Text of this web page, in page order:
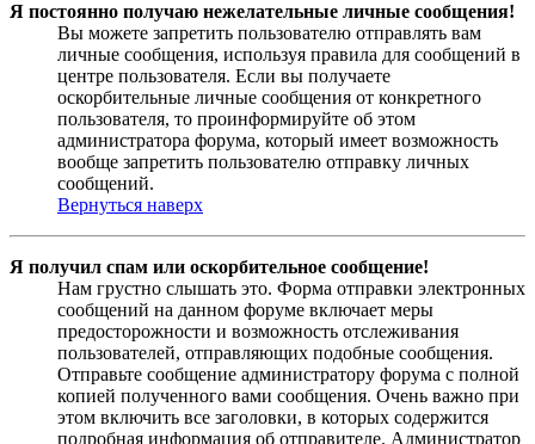
Я постоянно получаю нежелательные личные сообщения!
Вы можете запретить пользователю отправлять вам
личные сообщения, используя правила для сообщений в
центре пользователя. Если вы получаете
оскорбительные личные сообщения от конкретного
пользователя, то проинформируйте об этом
администратора форума, который имеет возможность
вообще запретить пользователю отправку личных
сообщений.
Вернуться наверх
Я получил спам или оскорбительное сообщение!
Нам грустно слышать это. Форма отправки электронных
сообщений на данном форуме включает меры
предосторожности и возможность отслеживания
пользователей, отправляющих подобные сообщения.
Отправьте сообщение администратору форума с полной
копией полученного вами сообщения. Очень важно при
этом включить все заголовки, в которых содержится
подробная информация об отправителе. Администратор